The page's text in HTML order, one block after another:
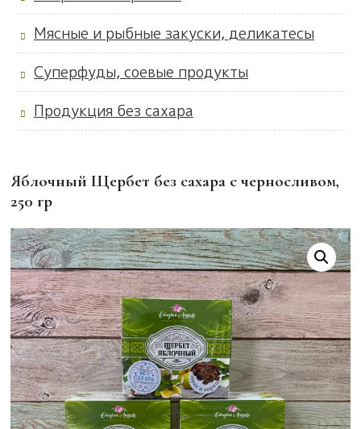
Мясные и рыбные закуски, деликатесы
Суперфуды, соевые продукты
Продукция без сахара
Яблочный Щербет без сахара с черносливом,
250 гр